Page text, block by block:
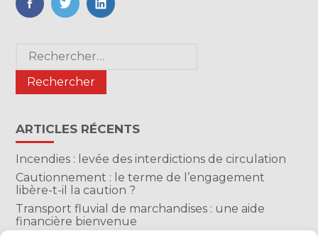
FaceBook
TwitterLinkedIn
Blog
sidebar
Rechercher :
ARTICLES RÉCENTS
Incendies : levée des interdictions de circulation
Cautionnement : le terme de l’engagement
libère-t-il la caution ?
Transport fluvial de marchandises : une aide
financière bienvenue